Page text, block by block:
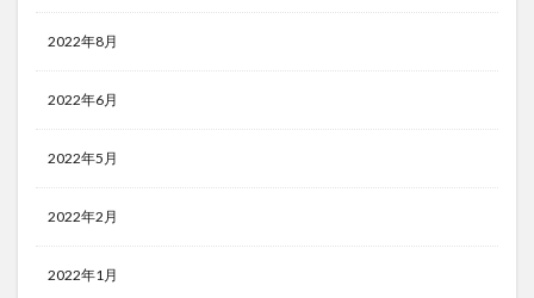
2022年8月
2022年6月
2022年5月
2022年2月
2022年1月